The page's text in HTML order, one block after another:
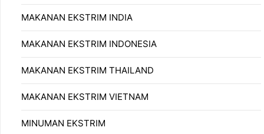
MAKANAN EKSTRIM INDIA
MAKANAN EKSTRIM INDONESIA
MAKANAN EKSTRIM THAILAND
MAKANAN EKSTRIM VIETNAM
MINUMAN EKSTRIM